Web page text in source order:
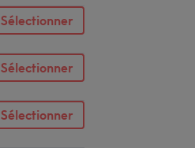
Sélectionner
Sélectionner
Sélectionner